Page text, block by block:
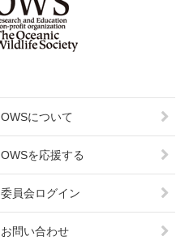
OWSについて
OWSを応援する
委員会ログイン
お問い合わせ